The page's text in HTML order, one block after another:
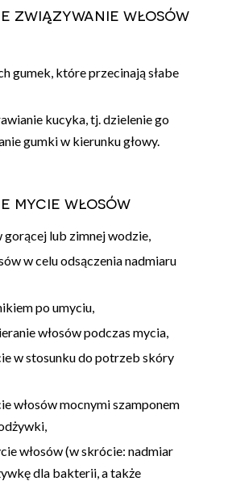
związywanie włosów
gumek, które przecinają słabe
kucyka, tj. dzielenie go
gumki w kierunku głowy.
mycie włosów
gorącej lub zimnej wodzie,
w celu odsączenia nadmiaru
po umyciu,
włosów podczas mycia,
w stosunku do potrzeb skóry
włosów mocnymi szamponem
włosów (w skrócie: nadmiar
dla bakterii, a także